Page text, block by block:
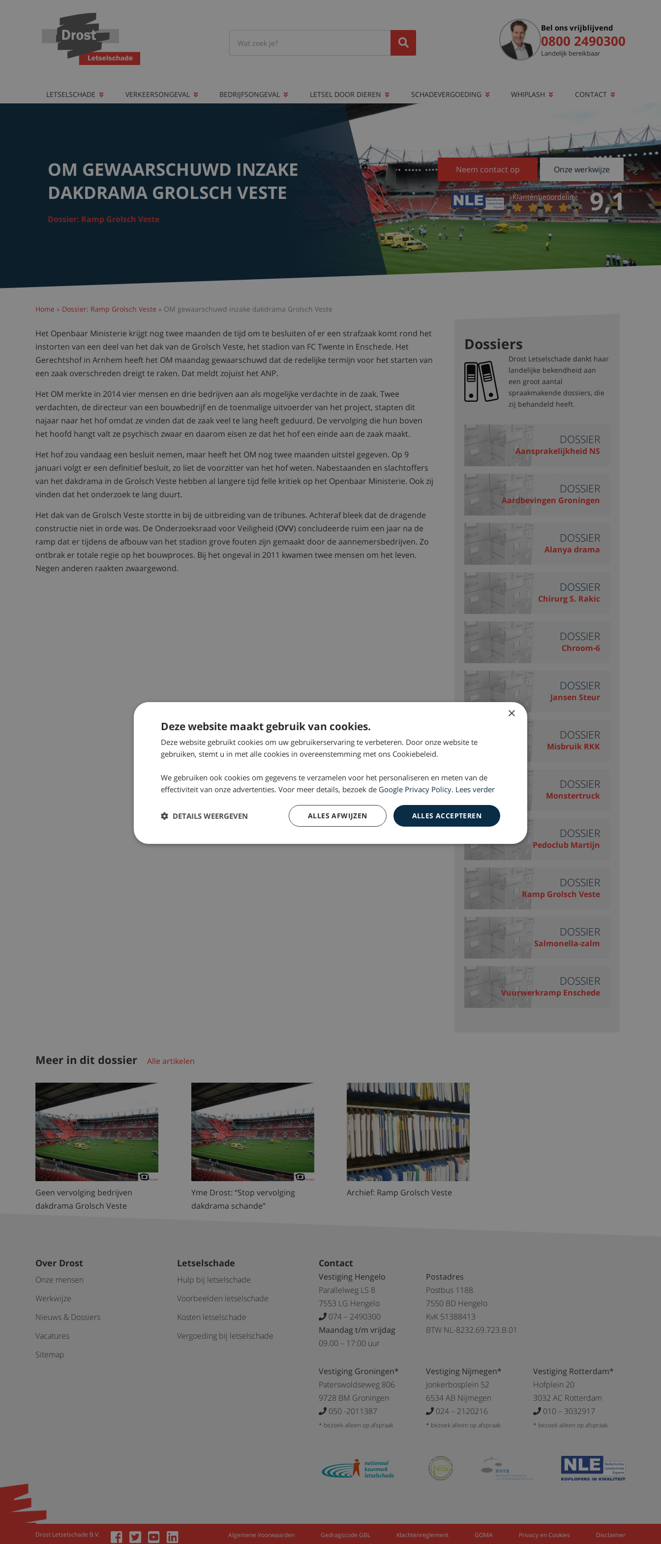
Bel ons vrijblijvend
0800 2490300
Landelijk bereikbaar
LETSELSCHADE VERKEERSONGEVAL BEDRIJFSONGEVAL LETSEL DOOR DIEREN SCHADEVERGOEDING WHIPLASH CONTACT
Neem contact op Onze werkwijze
9,1
Klantenbeoordeling
OM GEWAARSCHUWD INZAKE
DAKDRAMA GROLSCH VESTE
Dossier: Ramp Grolsch Veste
Home » Dossier: Ramp Grolsch Veste » OM gewaarschuwd inzake dakdrama Grolsch Veste
Het Openbaar Ministerie krijgt nog twee maanden de tijd om te besluiten of er een strafzaak komt rond het
instorten van een deel van het dak van de Grolsch Veste, het stadion van FC Twente in Enschede. Het
Gerechtshof in Arnhem heeft het OM maandag gewaarschuwd dat de redelijke termijn voor het starten van
een zaak overschreden dreigt te raken. Dat meldt zojuist het ANP.
Het OM merkte in 2014 vier mensen en drie bedrijven aan als mogelijke verdachte in de zaak. Twee
verdachten, de directeur van een bouwbedrijf en de toenmalige uitvoerder van het project, stapten dit
najaar naar het hof omdat ze vinden dat de zaak veel te lang heeft geduurd. De vervolging die hun boven
het hoofd hangt valt ze psychisch zwaar en daarom eisen ze dat het hof een einde aan de zaak maakt.
Het hof zou vandaag een besluit nemen, maar heeft het OM nog twee maanden uitstel gegeven. Op 9
januari volgt er een definitief besluit, zo liet de voorzitter van het hof weten. Nabestaanden en slachtoffers
van het dakdrama in de Grolsch Veste hebben al langere tijd felle kritiek op het Openbaar Ministerie. Ook zij
vinden dat het onderzoek te lang duurt.
Het dak van de Grolsch Veste stortte in bij de uitbreiding van de tribunes. Achteraf bleek dat de dragende
constructie niet in orde was. De Onderzoeksraad voor Veiligheid (OVV) concludeerde ruim een jaar na de
ramp dat er tijdens de afbouw van het stadion grove fouten zijn gemaakt door de aannemersbedrijven. Zo
ontbrak er totale regie op het bouwproces. Bij het ongeval in 2011 kwamen twee mensen om het leven.
Negen anderen raakten zwaargewond.
Dossiers
Drost Letselschade dankt haar
landelijke bekendheid aan
een groot aantal
spraakmakende dossiers, die
zij behandeld heeft.
DOSSIER
Aansprakelijkheid NS
DOSSIER
Aardbevingen Groningen
DOSSIER
Alanya drama
DOSSIER
Chirurg S. Rakic
DOSSIER
Chroom-6
DOSSIER
Jansen Steur
DOSSIER
Misbruik RKK
DOSSIER
Monstertruck
DOSSIER
Pedoclub Martijn
DOSSIER
Ramp Grolsch Veste
DOSSIER
Salmonella-zalm
DOSSIER
Vuurwerkramp Enschede
Meer in dit dossier Alle artikelen
Geen vervolging bedrijven
dakdrama Grolsch Veste
Yme Drost: “Stop vervolging
dakdrama schande”
Archief: Ramp Grolsch Veste
Over Drost
Onze mensen
Werkwijze
Nieuws & Dossiers
Vacatures
Sitemap
Letselschade
Hulp bij letselschade
Voorbeelden letselschade
Kosten letselschade
Vergoeding bij letselschade
Contact
Vestiging Hengelo
Parallelweg LS 8
7553 LG Hengelo
074 – 2490300
Maandag t/m vrijdag
09.00 – 17:00 uur
Postadres
Postbus 1188
7550 BD Hengelo
KvK 51388413
BTW NL-8232.69.723.B.01
Vestiging Groningen*
Paterswoldseweg 806
9728 BM Groningen
050 -2011387
* bezoek alleen op afspraak
Vestiging Nijmegen*
Jonkerbosplein 52
6534 AB Nijmegen
024 – 2120216
* bezoek alleen op afspraak
Vestiging Rotterdam*
Hofplein 20
3032 AC Rotterdam
010 – 3032917
* bezoek alleen op afspraak
Drost Letselschade B.V. Algemene Voorwaarden Gedragscode GBL Klachtenreglement GOMA Privacy en Cookies Disclaimer
×
Deze website maakt gebruik van cookies.
Deze website gebruikt cookies om uw gebruikerservaring te verbeteren. Door onze website te
gebruiken, stemt u in met alle cookies in overeenstemming met ons Cookiebeleid.
We gebruiken ook cookies om gegevens te verzamelen voor het personaliseren en meten van de
effectiviteit van onze advertenties. Voor meer details, bezoek de Google Privacy Policy. Lees verder
ALLES ACCEPTEREN
ALLES AFWIJZEN
DETAILS WEERGEVEN